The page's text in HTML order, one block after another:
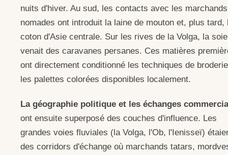
nuits d'hiver. Au sud, les contacts avec les marchands
nomades ont introduit la laine de mouton et, plus tard,
coton d'Asie centrale. Sur les rives de la Volga, la
venait des caravanes persanes. Ces matières
ont directement conditionné les techniques de
les palettes colorées disponibles localement.
La géographie politique et les échanges
ont ensuite superposé des couches d'influence. Les
grandes voies fluviales (la Volga, l'Ob, l'Ienisseï)
des corridors d'échange où marchands tatars,